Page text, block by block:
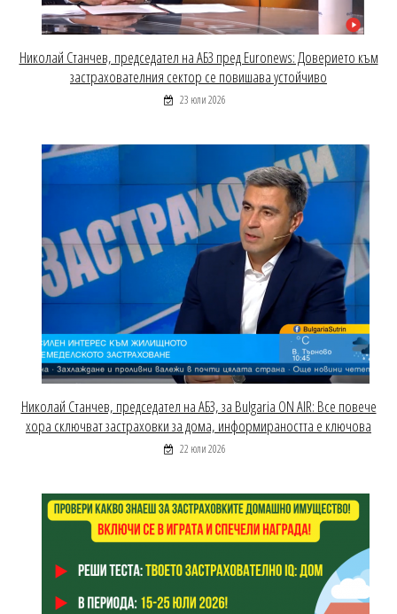
Николай Станчев, председател на АБЗ пред Euronews: Доверието към
застрахователния сектор се повишава устойчиво
23 юли 2026
Николай Станчев, председател на АБЗ, за Bulgaria ON AIR: Все повече
хора сключват застраховки за дома, информираността е ключова
22 юли 2026